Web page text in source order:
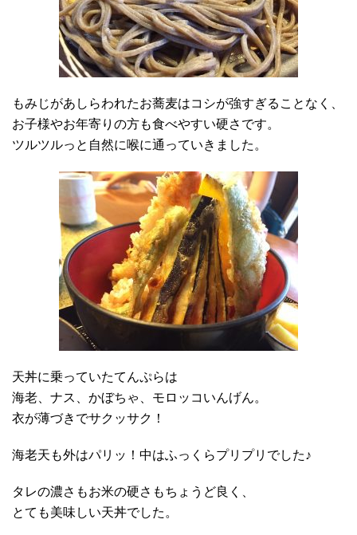
もみじがあしらわれたお蕎麦はコシが強すぎることなく、
お子様やお年寄りの方も食べやすい硬さです。
ツルツルっと自然に喉に通っていきました。
天丼に乗っていたてんぷらは
海老、ナス、かぼちゃ、モロッコいんげん。
衣が薄づきでサクッサク！
海老天も外はパリッ！中はふっくらプリプリでした♪
タレの濃さもお米の硬さもちょうど良く、
とても美味しい天丼でした。